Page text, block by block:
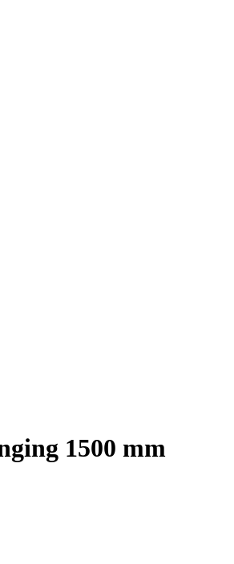
1500 mm